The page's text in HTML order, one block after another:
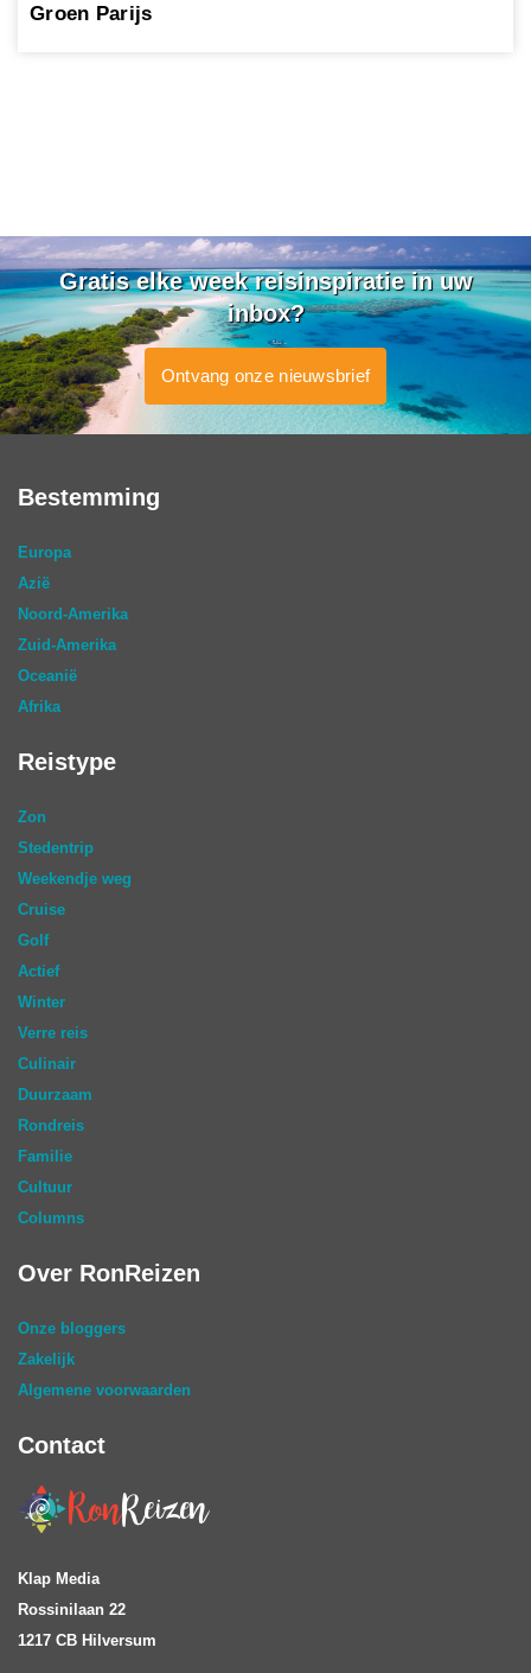
Groen Parijs
Gratis elke week reisinspiratie in uw
inbox?
Ontvang onze nieuwsbrief
Bestemming
Europa
Azië
Noord-Amerika
Zuid-Amerika
Oceanië
Afrika
Reistype
Zon
Stedentrip
Weekendje weg
Cruise
Golf
Actief
Winter
Verre reis
Culinair
Duurzaam
Rondreis
Familie
Cultuur
Columns
Over RonReizen
Onze bloggers
Zakelijk
Algemene voorwaarden
Contact
Klap Media
Rossinilaan 22
1217 CB Hilversum